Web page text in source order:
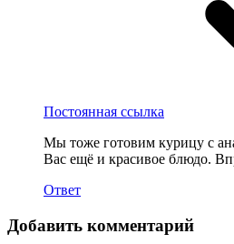
Постоянная ссылка
Мы тоже готовим курицу с
Вас ещё и красивое блюдо.
Ответ
Добавить комментарий